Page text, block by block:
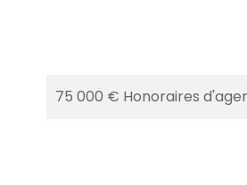
75 000 € Honoraires